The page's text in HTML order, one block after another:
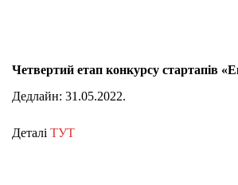
Четвертий етап конкурсу стартапів
Дедлайн: 31.05.2022.
Деталі ТУТ